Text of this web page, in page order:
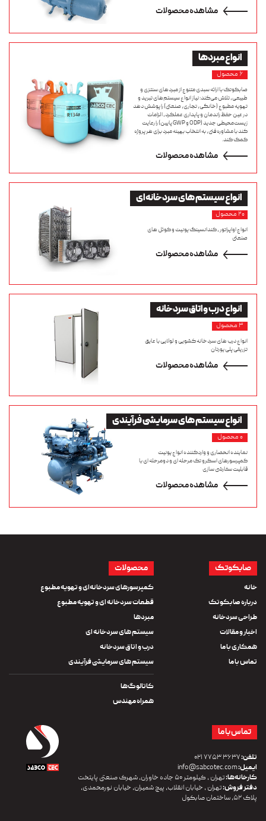
مشاهده محصولات
انواعمبردها
۶ محصول
صابکوتک با ارائه سبدی متنوع از مبردهای سنتزی و
طبیعی، تلاش می‌کند: نیاز انواع سیستم‌های تبرید و
تهویه مطبوع (خانگی، تجاری، صنعتی) را پوشش دهد
در عین حفظ راندمان و پایداری عملکرد، الزامات
زیست‌محیطی جدید (ODP و GWP پایین) را رعایت
کند با مشاوره فنی، به انتخاب بهینه مبرد برای هر پروژه
کمک کند.
مشاهده محصولات
انواعسیستم های سردخانه ای
۲۰ محصول
انواع اواپراتور ، کندانسینگ یونیت و کوئل های
صنعتی
مشاهده محصولات
انواعدرب و اتاق سردخانه
۳ محصول
انواع درب های سردخانه کشویی و لولایی با عایق
تزریقی پلی یورتان
مشاهده محصولات
انواعسیستم های سرمایشی فرآیندی
۰ محصول
نماینده انحصاری و واردکننده انواع یونیت
کمپرسورهای اسکرو تک مرحله ای و دومرحله ای با
قابلیت سفارشی سازی
مشاهده محصولات
صابکوتک
خانه
درباره صابکوتک
طراحی سردخانه
اخبار و مقالات
همکاری با ما
تماس با ما
محصولات
کمپرسورهای سردخانه‌ای و تهویه مطبوع
قطعات سردخانه ای و تهویه مطبوع
مبردها
سیستم های سردخانه ای
درب و اتاق سردخانه
سیستم های سرمایشی فرآیندی
کاتالوگ‌ها
همراه مهندس
تماس با ما
تلفن:۳۶۳۷ ۷۷۵۳ ۰۲۱
ایمیل:info@sabcotec.com
کارخانه‌ها:تهران ، کیلومتر ۵۰ جاده خاوران، شهرک صنعتی پایتخت
دفتر فروش:تهران ، خیابان انقلاب، پیچ شمیران، خیابان نورمحمدی،
پلاک ۵۲، ساختمان صابکول